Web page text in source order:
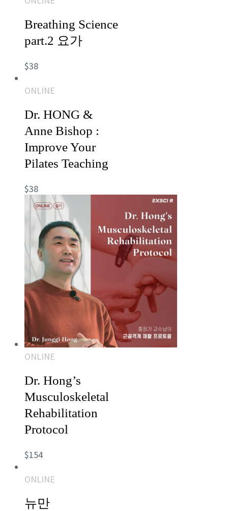
Breathing Science
part.2 요가
$38
ONLINE
Dr. HONG &
Anne Bishop :
Improve Your
Pilates Teaching
$38
ONLINE
Dr. Hong’s
Musculoskeletal
Rehabilitation
Protocol
$154
ONLINE
뉴만